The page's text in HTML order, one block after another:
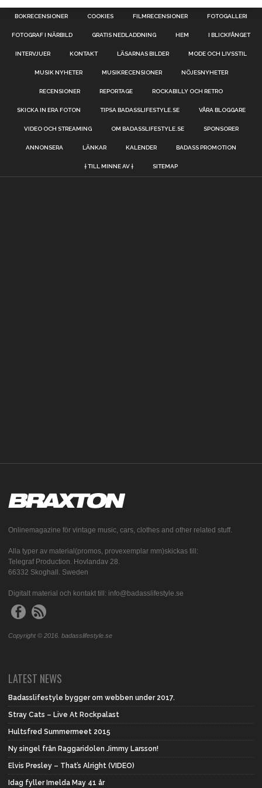
BOKRECENSIONER COOKIES FILMRECENSIONER FOTOGALLERI
FOTOGRAF I NÄRBILD GRATIS NEDLADDNING HEM I BLICKFÅNGET
INTERVJUER KONTAKT LÄSARNAS BILDER MODE OCH LIVSSTIL
MUSIK NYHETER MUSIKRECENSIONER NÖJESNYHETER
RECENSIONER REPORTAGE ROCKABILLY OCH RETRO
SKICKA IN ERA FOTON TIPSA BADASSLIFESTYLE.SE VÅRA BLOGGARE
VIDEO OCH STREAMING OM BADASSLIFESTYLE.SE SPONSORER
ANNONSERA LÄNKAR KALENDER BADASS PROMOTION
† TILL MINNE AV † SITEMAP
Onlinemagazine för vintage music, cars, clothes and other related stuff.
Alla typer av material(promos, provexemplar mm)skickas till:
Telegraf Production. Hovlandav 28.
66332 Skoghall. Sweden
Digitalt material och kontakt till: info@badasslifestyle.se
Copyright © 2016. badasslifestyle.se
LATEST NEWS
Badasslifestyle bygger om webben under 2017.
Stray Cats – Live At Rockpalast
Hultsfred Summermeet 2015
Ny singel från Raggaridolen Jimmy Larsson!
Elvis Presley – That’s Alright (VIDEO)
Idag fyller Imelda May 41 år